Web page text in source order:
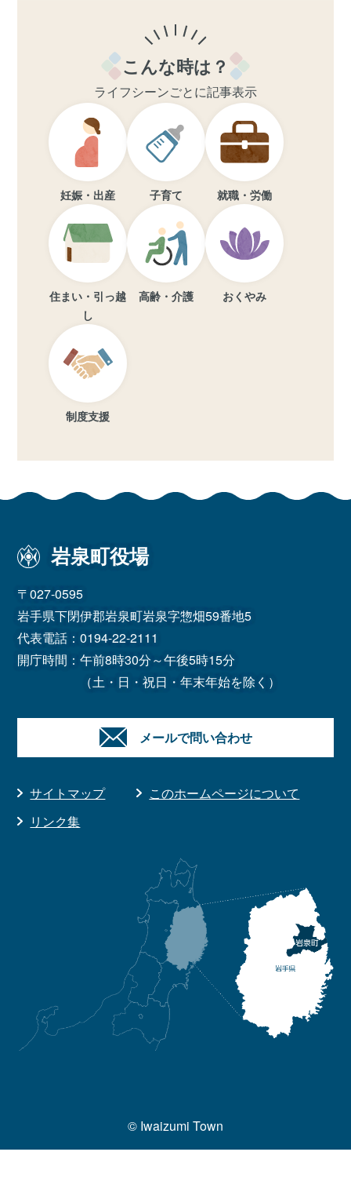
こんな時は？
ライフシーンごとに記事表示
妊娠・出産 子育て 就職・労働
住まい・引っ越
し
高齢・介護 おくやみ
制度支援
岩泉町役場
〒027-0595
岩手県下閉伊郡岩泉町岩泉字惣畑59番地5
代表電話：0194-22-2111
開庁時間：午前8時30分～午後5時15分
（土・日・祝日・年末年始を除く）
メールで問い合わせ
サイトマップ
このホームページについて
リンク集
© Iwaizumi Town